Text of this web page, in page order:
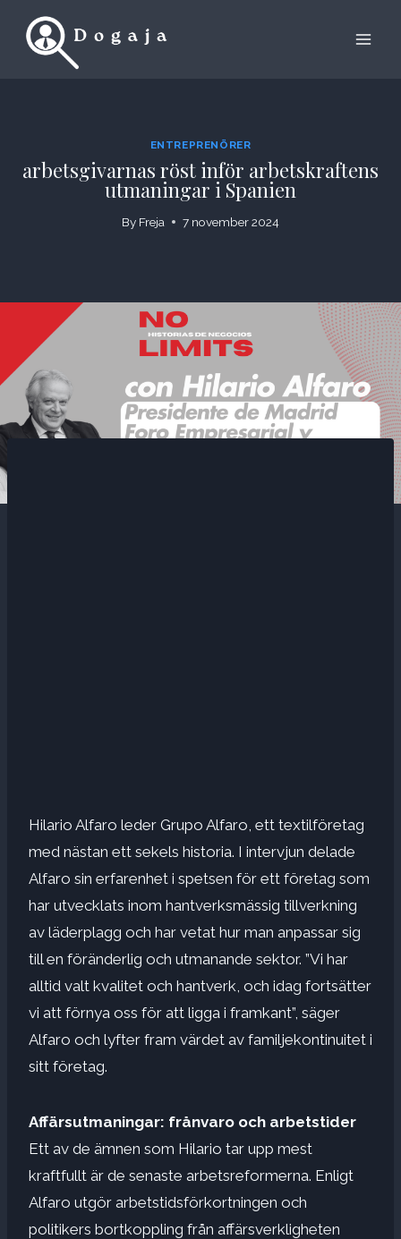
ENTREPRENÖRER
arbetsgivarnas röst inför arbetskraftens
utmaningar i Spanien
By Freja 7 november 2024
Hilario Alfaro leder Grupo Alfaro, ett textilföretag
med nästan ett sekels historia. I intervjun delade
Alfaro sin erfarenhet i spetsen för ett företag som
har utvecklats inom hantverksmässig tillverkning
av läderplagg och har vetat hur man anpassar sig
till en föränderlig och utmanande sektor. ”Vi har
alltid valt kvalitet och hantverk, och idag fortsätter
vi att förnya oss för att ligga i framkant”, säger
Alfaro och lyfter fram värdet av familjekontinuitet i
sitt företag.
Affärsutmaningar: frånvaro och arbetstider
Ett av de ämnen som Hilario tar upp mest
kraftfullt är de senaste arbetsreformerna. Enligt
Alfaro utgör arbetstidsförkortningen och
politikers bortkoppling från affärsverkligheten